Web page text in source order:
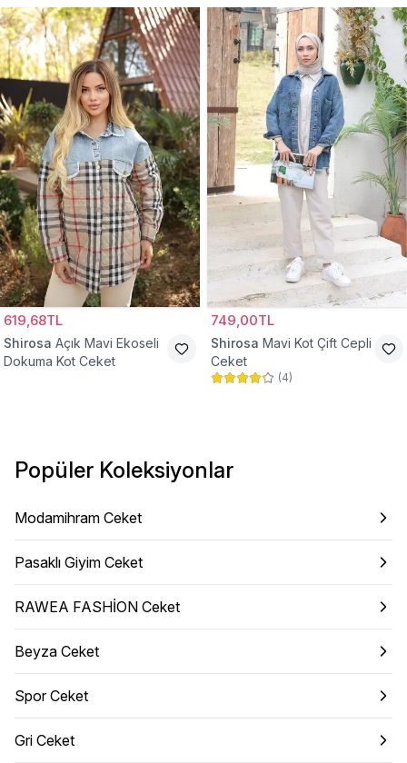
619,68TL
Shirosa Açık Mavi Ekoseli
Dokuma Kot Ceket
749,00TL
Shirosa Mavi Kot Çift Cepli
Ceket
(4)
Popüler Koleksiyonlar
Modamihram Ceket
Pasaklı Giyim Ceket
RAWEA FASHİON Ceket
Beyza Ceket
Spor Ceket
Gri Ceket